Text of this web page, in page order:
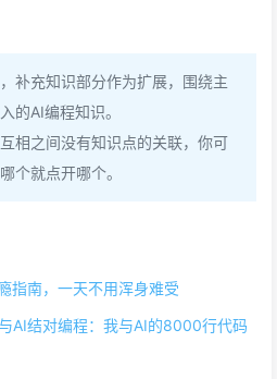
补充知识部分作为扩展，围绕主
的AI编程知识。
相之间没有知识点的关联，你可
个就点开哪个。
指南，一天不用浑身难受
AI结对编程：我与AI的8000行代码